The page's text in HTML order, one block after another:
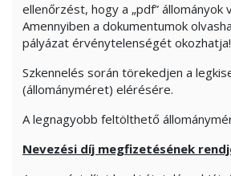
ellenőrzést, hogy a „pdf” állományok
Amennyiben a dokumentumok
pályázat érvénytelenségét okozhatja!
Szkennelés során törekedjen a
(állományméret) elérésére.
A legnagyobb feltölthető
Nevezési díj megfizetésének